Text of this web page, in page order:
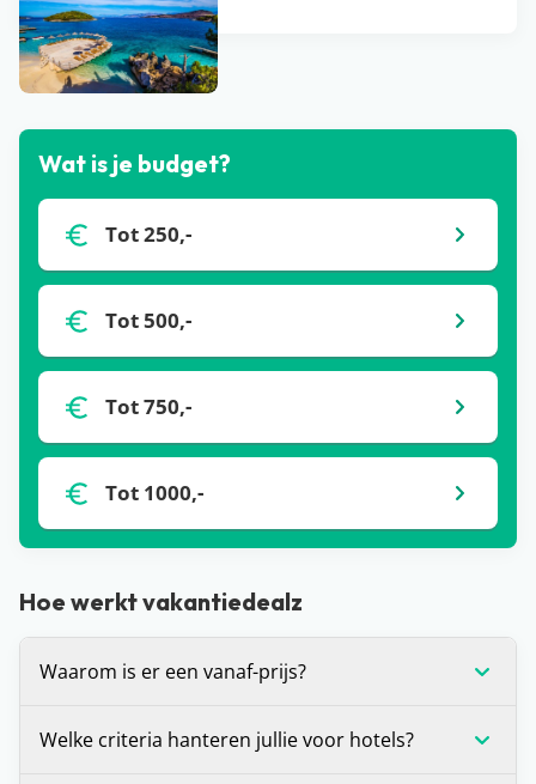
Bekijk alle blogs
Wat is je budget?
Tot 250,-
Tot 500,-
Tot 750,-
Tot 1000,-
Hoe werkt vakantiedealz
Waarom is er een vanaf-prijs?
op dat moment de laagste prijs voor de vakantie
Welke criteria hanteren jullie voor hotels?